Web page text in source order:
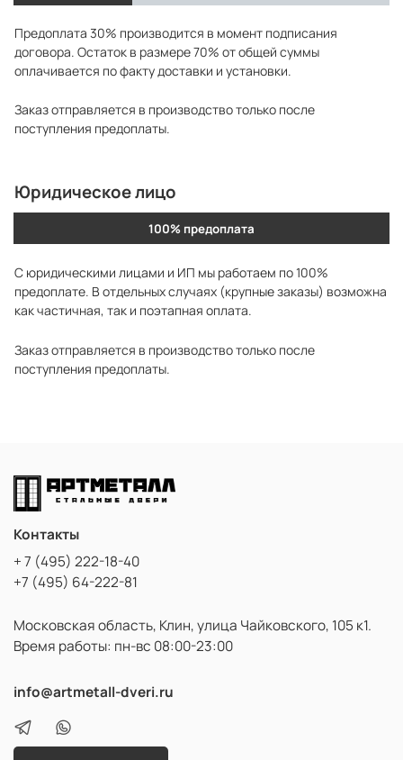
Предоплата 30% производится в момент подписания
договора. Остаток в размере 70% от общей суммы
оплачивается по факту доставки и установки.
Заказ отправляется в производство только после
поступления предоплаты.
Юридическое лицо
100% предоплата
С юридическими лицами и ИП мы работаем по 100%
предоплате. В отдельных случаях (крупные заказы) возможна
как частичная, так и поэтапная оплата.
Заказ отправляется в производство только после
поступления предоплаты.
Контакты
+ 7 (495) 222-18-40
+7 (495) 64-222-81
Московская область, Клин, улица Чайковского, 105 к1.
Время работы: пн-вс 08:00-23:00
info@artmetall-dveri.ru